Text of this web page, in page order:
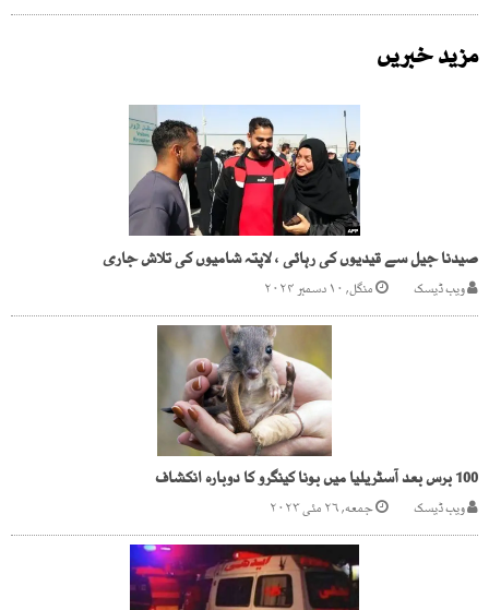
مزید خبریں
صیدنا جیل سے قیدیوں کی رہائی ، لاپتہ شامیوں کی تلاش جاری
ویب ڈیسک منگل, ۱۰ دسمبر ۲۰۲۴
100 برس بعد آسٹریلیا میں بونا کینگرو کا دوبارہ انکشاف
ویب ڈیسک جمعه, ۲۶ مئی ۲۰۲۳